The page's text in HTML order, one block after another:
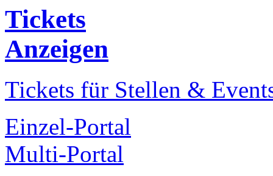
Tickets
Anzeigen
Tickets für Stellen &
Einzel-Portal
Multi-Portal